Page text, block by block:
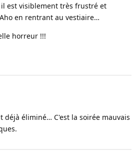
est visiblement très frustré et
en rentrant au vestiaire…
horreur !!!
déjà éliminé… C'est la soirée mauvais